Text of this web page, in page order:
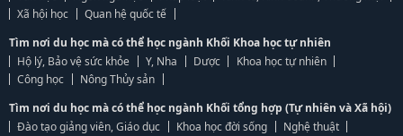
Xã hội học
Quan hệ quốc tế
Tìm nơi du học mà có thể học ngành Khối Khoa học tự nhiên
Hộ lý, Bảo vệ sức khỏe
Y, Nha Dược
Khoa học tự nhiên
Công học
Nông Thủy sản
Tìm nơi du học mà có thể học ngành Khối tổng hợp (Tự nhiên và Xã hội)
Đào tạo giảng viên, Giáo dục
Khoa học đời sống
Nghệ thuật